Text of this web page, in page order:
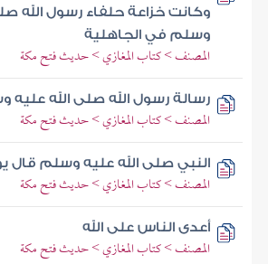
وكانت خزاعة حلفاء رسول الله
وسلم في الجاهلية
المصنف > كتاب المغازي > حديث فتح مكة
رسالة رسول الله صلى الله عليه
المصنف > كتاب المغازي > حديث فتح مكة
النبي صلى الله عليه وسلم قال
المصنف > كتاب المغازي > حديث فتح مكة
أعدى الناس على الله
المصنف > كتاب المغازي > حديث فتح مكة